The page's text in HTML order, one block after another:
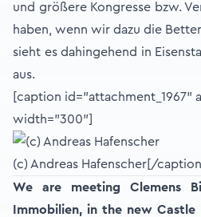
und größere Kongresse bzw.
haben, wenn wir dazu die
sieht es dahingehend in
aus.
[caption id="attachment_1967"
width="300"]
(c) Andreas Hafenscher[/caption]
We are meeting Clemens
Immobilien, in the new Castle